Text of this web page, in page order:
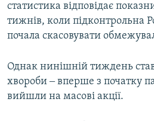
статистика відповідає
тижнів, коли підконтрольна
почала скасовувати
Однак нинішній тиждень став
хвороби ‒ вперше з початку
вийшли на масові акції.